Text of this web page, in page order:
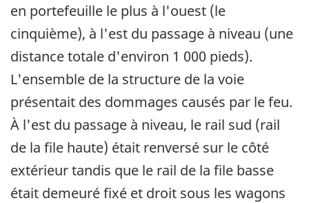
en portefeuille le plus à l'ouest (le
cinquième), à l'est du passage à niveau (une
distance totale d'environ 1 000 pieds).
L'ensemble de la structure de la voie
présentait des dommages causés par le feu.
À l'est du passage à niveau, le rail sud (rail
de la file haute) était renversé sur le côté
extérieur tandis que le rail de la file basse
était demeuré fixé et droit sous les wagons